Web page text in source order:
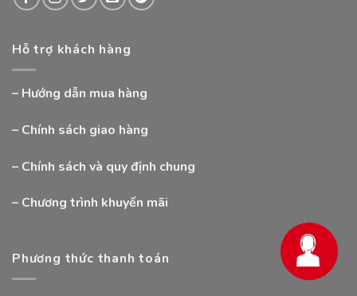
Hỗ trợ khách hàng
– Hướng dẫn mua hàng
– Chính sách giao hàng
– Chính sách và quy định chung
– Chương trình khuyến mãi
Phương thức thanh toán